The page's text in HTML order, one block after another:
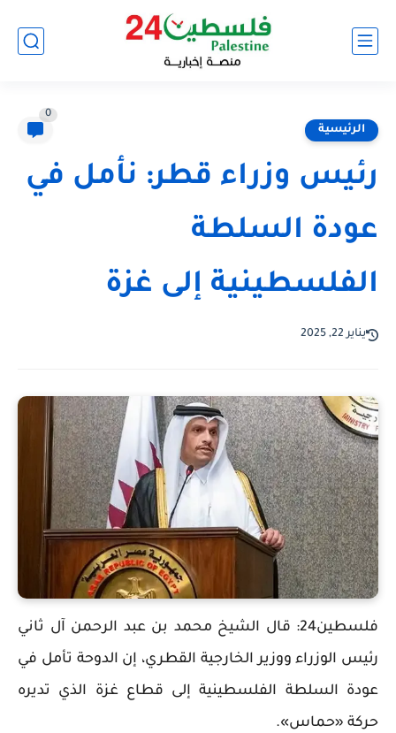
الرئيسية
0
رئيس وزراء قطر: نأمل في
عودة السلطة
الفلسطينية إلى غزة
يناير 22, 2025
فلسطين24: قال الشيخ محمد بن عبد الرحمن آل ثاني
رئيس الوزراء ووزير الخارجية القطري، إن الدوحة تأمل في
عودة السلطة الفلسطينية إلى قطاع غزة الذي تديره
حركة «حماس».